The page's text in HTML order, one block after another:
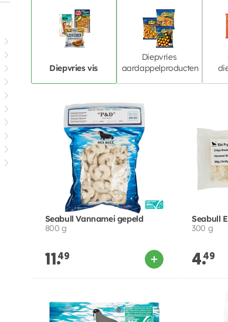
Diepvries vis
Diepvries
aardappelproducten
Seabull Vannamei gepeld
800 g
11.49
Seabull
300 g
4.49